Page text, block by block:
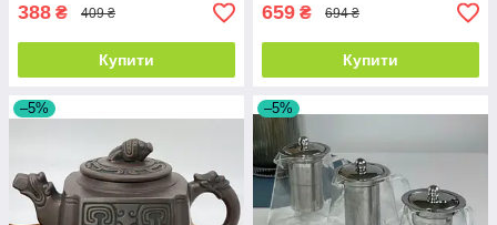
388 ₴ 409 ₴
Купити
659 ₴ 694 ₴
Купити
–5% –5%